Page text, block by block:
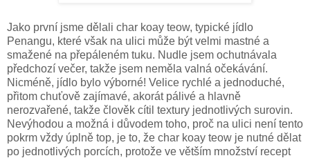
Jako první jsme dělali char koay teow, typické jídlo
Penangu, které však na ulici může být velmi mastné a
smažené na přepáleném tuku. Nudle jsem ochutnávala
předchozí večer, takže jsem neměla valná očekávání.
Nicméně, jídlo bylo výborné! Velice rychlé a jednoduché,
přitom chuťově zajímavé, akorát pálivé a hlavně
nerozvařené, takže člověk cítil textury jednotlivých surovin.
Nevýhodou a možná i důvodem toho, proč na ulici není tento
pokrm vždy úplně top, je to, že char koay teow je nutné dělat
po jednotlivých porcích, protože ve větším množství recept